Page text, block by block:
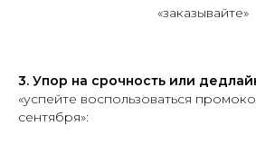
«заказывайте»
3. Упор на срочность или
«успейте воспользоваться
сентября»: